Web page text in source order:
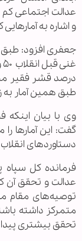
عدالت اجتماعی
و اشاره به
جعفری افزود:
طبق همین آمار به زیر ۱۰ درصد
وی با بیان
گفت: این آمار‌ها را
دستاورد‌های
فرمانده کل سپاه
عدالت و تحقق آن
توصیه‌های مقام
متمرکز داشته
تحقق بیشتری